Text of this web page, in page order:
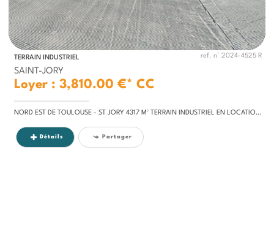
TERRAIN INDUSTRIEL ref. n° 2024-4525 R
SAINT-JORY
Loyer : 3,810.00 €* CC
NORD EST DE TOULOUSE - ST JORY 4317 M² TERRAIN INDUSTRIEL EN LOCATION. Ce terrain de 4317 m² est rectangulaire sur une...
Détails Partager